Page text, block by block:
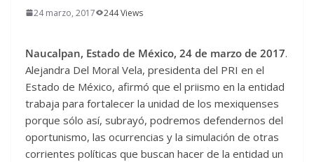
24 marzo, 2017 244 Views
Naucalpan, Estado de México, 24 de marzo de 2017.
Alejandra Del Moral Vela, presidenta del PRI en el
Estado de México, afirmó que el priismo en la entidad
trabaja para fortalecer la unidad de los mexiquenses
porque sólo así, subrayó, podremos defendernos del
oportunismo, las ocurrencias y la simulación de otras
corrientes políticas que buscan hacer de la entidad un